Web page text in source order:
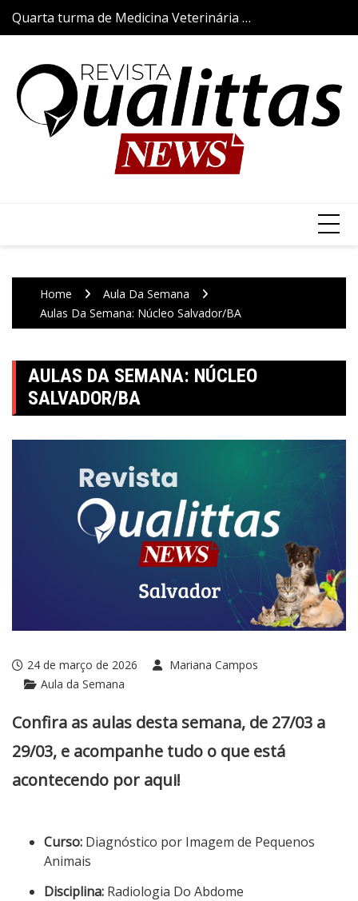
SkipQuarta turma de Medicina Veterinária da
Qualittas inicia trajetória acadêmica com
Home
Aula Da Semana
Aulas Da Semana: Núcleo Salvador/BA
AULAS DA SEMANA: NÚCLEO
SALVADOR/BA
24 de março de 2026
Mariana Campos
Aula da Semana
Confira as aulas desta semana, de 27/03 a
29/03, e acompanhe tudo o que está
acontecendo por aqui!
Curso: Diagnóstico por Imagem de Pequenos
Animais
Disciplina: Radiologia Do Abdome